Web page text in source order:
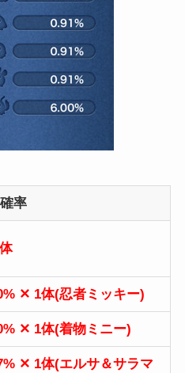
率
✕ 1体(忍者ミッキー)
✕ 1体(着物ミニー)
✕ 1体(エルサ＆サラマ